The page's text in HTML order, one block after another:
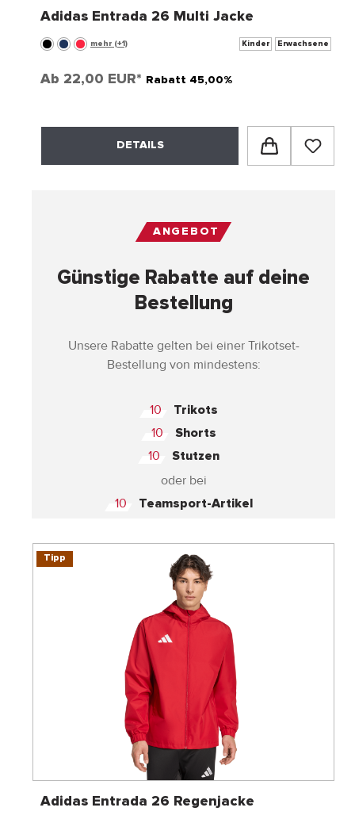
Adidas Entrada 26 Multi Jacke
mehr (+1) Kinder Erwachsene
Ab 22,00 EUR* Rabatt 45,00%
DETAILS
ANGEBOT
Günstige Rabatte auf deine
Bestellung
Unsere Rabatte gelten bei einer Trikotset-
Bestellung von mindestens:
10 Trikots
10 Shorts
10 Stutzen
oder bei
10
Teamsport-Artikel
Tipp
Adidas Entrada 26 Regenjacke